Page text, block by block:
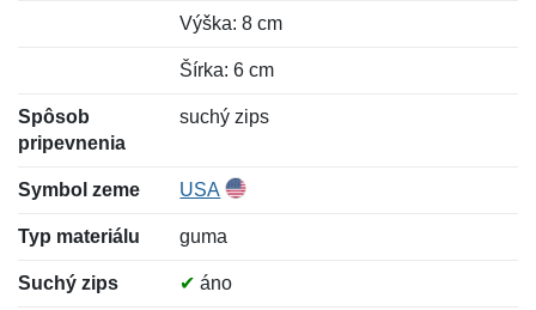
Výška: 8 cm
Šírka: 6 cm
Spôsob
pripevnenia
suchý zips
Symbol zeme USA
Typ materiálu guma
Suchý zips ✔ áno